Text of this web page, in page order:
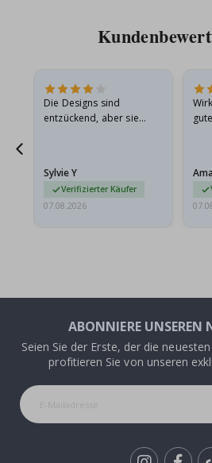
Die Designs sind
entzückend, aber sie
sie…
Sylvie Y
Verifizierter Käufer
07.08.2026
ABONNIERE UNSEREN
Seien Sie der Erste, der die
profitieren Sie von unseren